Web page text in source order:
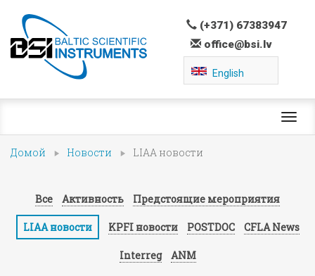
(+371) 67383947
office@bsi.lv
English
Домой Новости LIAA новости
Все Активность Предстоящие мероприятия
LIAA новости KPFI новости POSTDOC CFLA News
Interreg ANM